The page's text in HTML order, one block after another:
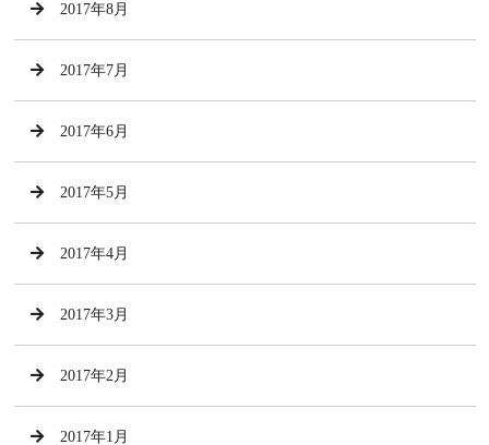
2017年8月
2017年7月
2017年6月
2017年5月
2017年4月
2017年3月
2017年2月
2017年1月